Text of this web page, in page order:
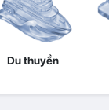
Du thuyền